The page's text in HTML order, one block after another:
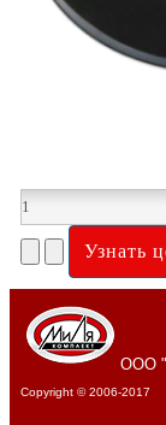
ООО
Copyright © 2006-2017